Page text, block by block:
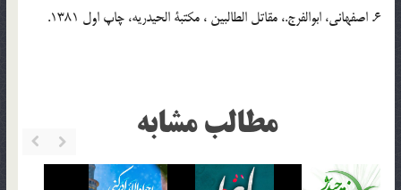
6. اصفهاني، ابوالفرج.، مقاتل الطالبين ، مكتبة الحيدريه، چاپ اول 1381.
مطالب مشابه